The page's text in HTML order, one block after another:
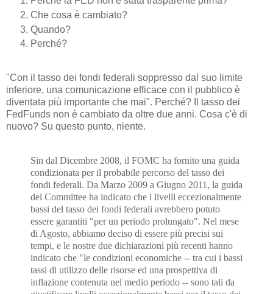
Che cosa è cambiato?
Quando?
Perché?
"Con il tasso dei fondi federali soppresso dal suo limite
inferiore, una comunicazione efficace con il pubblico è
diventata più importante che mai". Perché? Il tasso dei
FedFunds non è cambiato da oltre due anni. Cosa c'è di
nuovo? Su questo punto, niente.
Sin dal Dicembre 2008, il FOMC ha fornito una guida
condizionata per il probabile percorso del tasso dei
fondi federali. Da Marzo 2009 a Giugno 2011, la guida
del Committee ha indicato che i livelli eccezionalmente
bassi del tasso dei fondi federali avrebbero potuto
essere garantiti "per un periodo prolungato". Nel mese
di Agosto, abbiamo deciso di essere più precisi sui
tempi, e le nostre due dichiarazioni più recenti hanno
indicato che "le condizioni economiche -- tra cui i bassi
tassi di utilizzo delle risorse ed una prospettiva di
inflazione contenuta nel medio periodo -- sono tali da